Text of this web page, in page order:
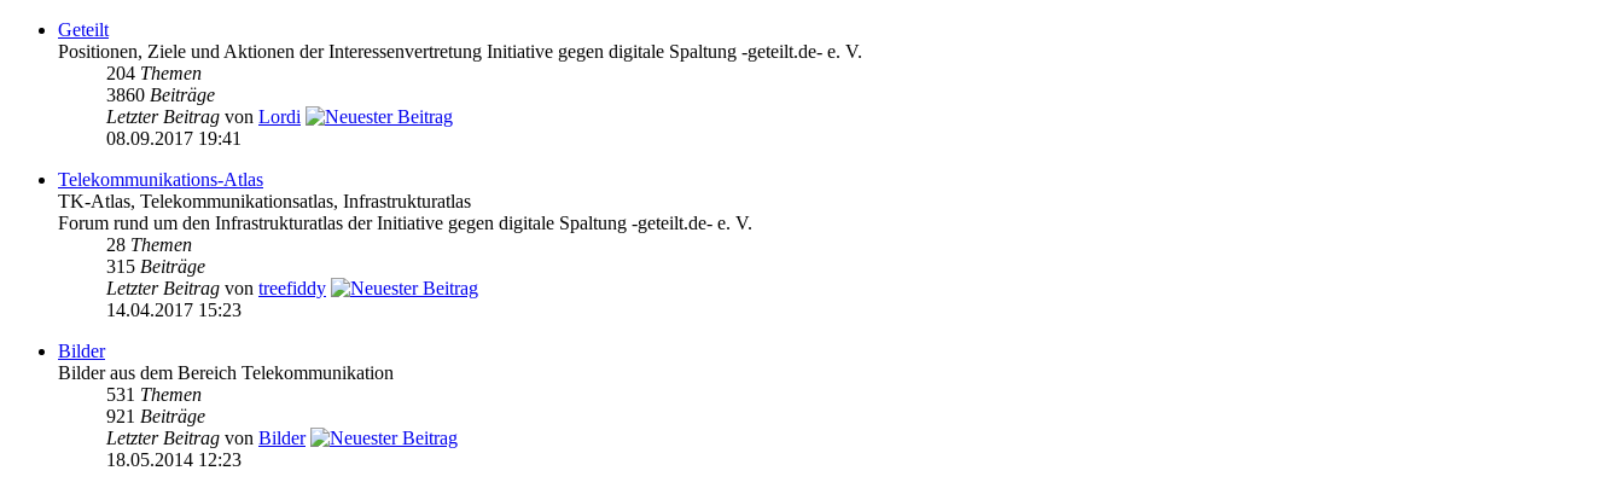
Geteilt
Positionen, Ziele und Aktionen der Interessenvertretung Initiative gegen digitale Spaltung -geteilt.de- e. V.
204 Themen
3860 Beiträge
Letzter Beitrag von Lordi
08.09.2017 19:41
Telekommunikations-Atlas
TK-Atlas, Telekommunikationsatlas, Infrastrukturatlas
Forum rund um den Infrastrukturatlas der Initiative gegen digitale Spaltung -geteilt.de- e. V.
28 Themen
315 Beiträge
Letzter Beitrag von treefiddy
14.04.2017 15:23
Bilder
Bilder aus dem Bereich Telekommunikation
531 Themen
921 Beiträge
Letzter Beitrag von Bilder
18.05.2014 12:23